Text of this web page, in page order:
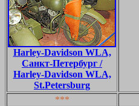
Harley-Davidson WLA,
Санкт-Петербург /
Harley-Davidson WLA,
St.Petersburg
***